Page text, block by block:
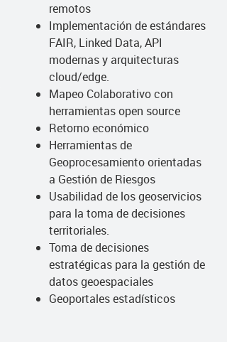
remotos
Implementación de estándares
FAIR, Linked Data, API
modernas y arquitecturas
cloud/edge.
Mapeo Colaborativo con
herramientas open source
Retorno económico
Herramientas de
Geoprocesamiento orientadas
a Gestión de Riesgos
Usabilidad de los geoservicios
para la toma de decisiones
territoriales.
Toma de decisiones
estratégicas para la gestión de
datos geoespaciales
Geoportales estadísticos